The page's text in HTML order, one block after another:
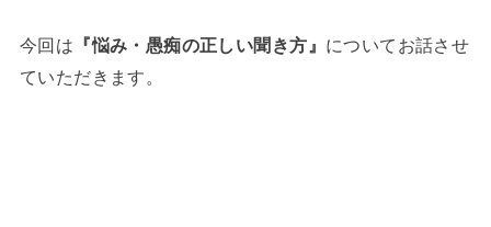
今回は 『悩み・愚痴の正しい聞き方』 についてお話させ
ていただきます。